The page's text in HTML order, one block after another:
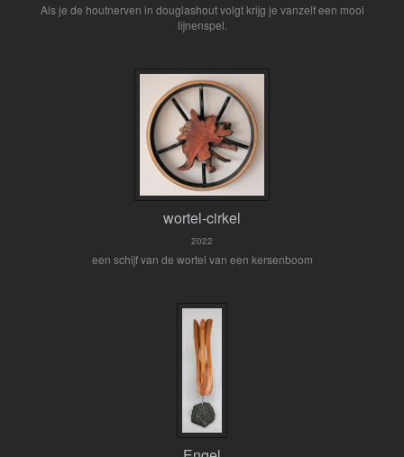
Als je de houtnerven in douglashout volgt krijg je vanzelf een mooi
lijnenspel.
wortel-cirkel
2022
een schijf van de wortel van een kersenboom